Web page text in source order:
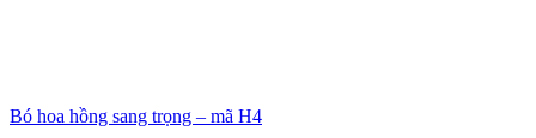
Bó hoa hồng sang trọng – mã H4